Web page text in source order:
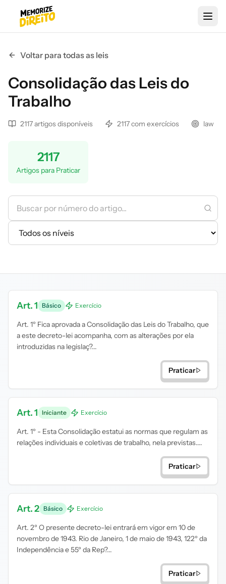
Voltar para todas as leis
Consolidação das Leis do
Trabalho
2117 artigos disponíveis 2117 com exercícios law
2117
Artigos para Praticar
Art. 1 Básico Exercício
Art. 1º Fica aprovada a Consolidação das Leis do Trabalho, que
a este decreto-lei acompanha, com as alterações por ela
introduzidas na legislaç?...
Praticar
Art. 1 Iniciante Exercício
Art. 1º - Esta Consolidação estatui as normas que regulam as
relações individuais e coletivas de trabalho, nela previstas....
Praticar
Art. 2 Básico Exercício
Art. 2º O presente decreto-lei entrará em vigor em 10 de
novembro de 1943. Rio de Janeiro, 1 de maio de 1943, 122º da
Independência e 55º da Rep?...
Praticar